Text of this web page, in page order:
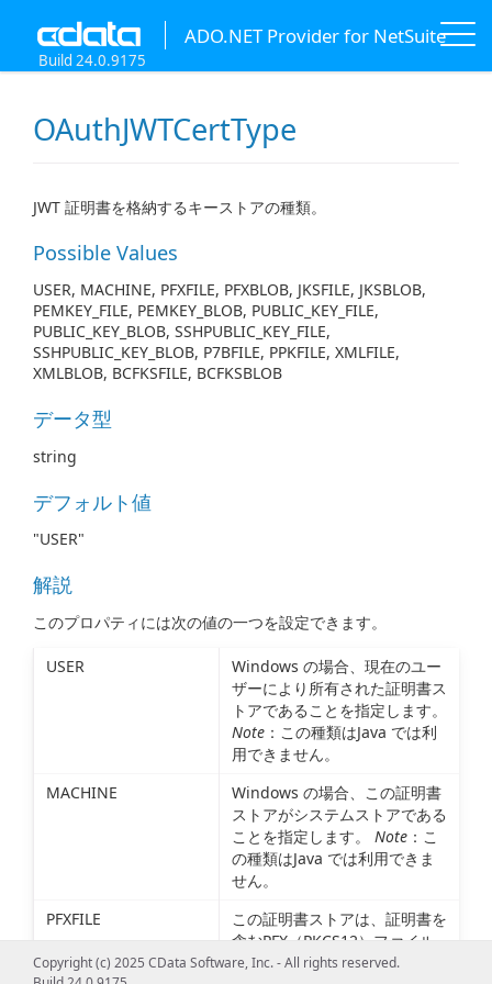
ADO.NET Provider for NetSuite
Build 24.0.9175
OAuthJWTCertType
JWT 証明書を格納するキーストアの種類。
Possible Values
USER, MACHINE, PFXFILE, PFXBLOB, JKSFILE, JKSBLOB,
PEMKEY_FILE, PEMKEY_BLOB, PUBLIC_KEY_FILE,
PUBLIC_KEY_BLOB, SSHPUBLIC_KEY_FILE,
SSHPUBLIC_KEY_BLOB, P7BFILE, PPKFILE, XMLFILE,
XMLBLOB, BCFKSFILE, BCFKSBLOB
データ型
string
デフォルト値
"USER"
解説
このプロパティには次の値の一つを設定できます。
USER
Windows の場合、現在のユー
ザーにより所有された証明書ス
トアであることを指定します。
Note：この種類はJava では利
用できません。
MACHINE
Windows の場合、この証明書
ストアがシステムストアである
ことを指定します。 Note：こ
の種類はJava では利用できま
せん。
PFXFILE
この証明書ストアは、証明書を
含むPFX（PKCS12）ファイル
の名前です。
Copyright (c) 2025 CData Software, Inc. - All rights reserved.